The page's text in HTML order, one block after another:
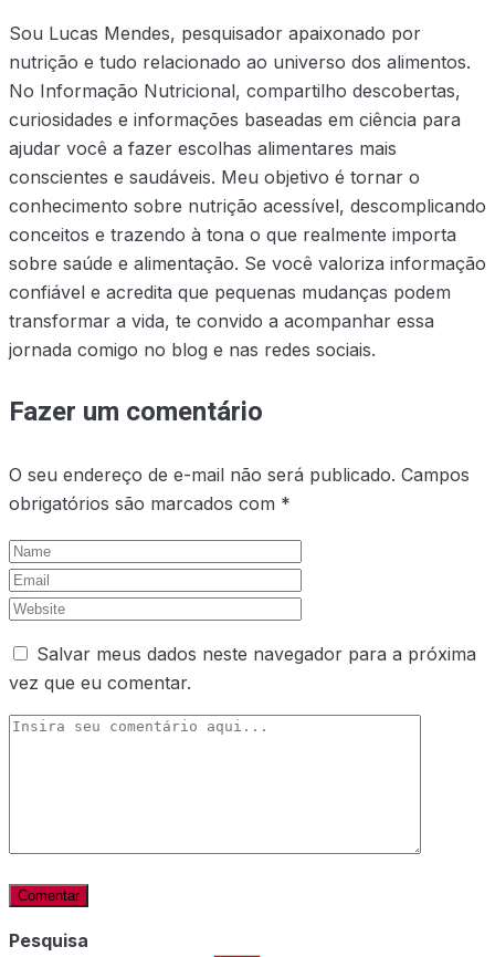
Sou Lucas Mendes, pesquisador apaixonado por
nutrição e tudo relacionado ao universo dos alimentos.
No Informação Nutricional, compartilho descobertas,
curiosidades e informações baseadas em ciência para
ajudar você a fazer escolhas alimentares mais
conscientes e saudáveis. Meu objetivo é tornar o
conhecimento sobre nutrição acessível, descomplicando
conceitos e trazendo à tona o que realmente importa
sobre saúde e alimentação. Se você valoriza informação
confiável e acredita que pequenas mudanças podem
transformar a vida, te convido a acompanhar essa
jornada comigo no blog e nas redes sociais.
Fazer um comentário
O seu endereço de e-mail não será publicado. Campos
obrigatórios são marcados com *
Salvar meus dados neste navegador para a próxima
vez que eu comentar.
Pesquisa